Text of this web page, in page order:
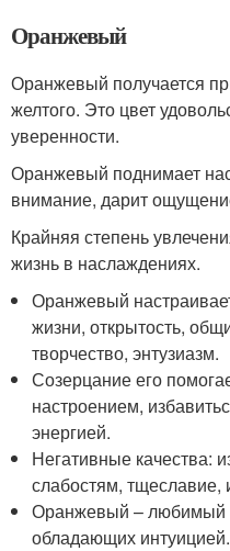
Оранжевый
Оранжевый получается
желтого. Это цвет
уверенности.
Оранжевый поднимает
внимание, дарит
Крайняя степень
жизнь в наслаждениях.
Оранжевый
жизни, открытость,
творчество, энтузиазм.
Созерцание его
настроением,
энергией.
Негативные качества:
слабостям,
Оранжевый – любимый
обладающих интуицией.